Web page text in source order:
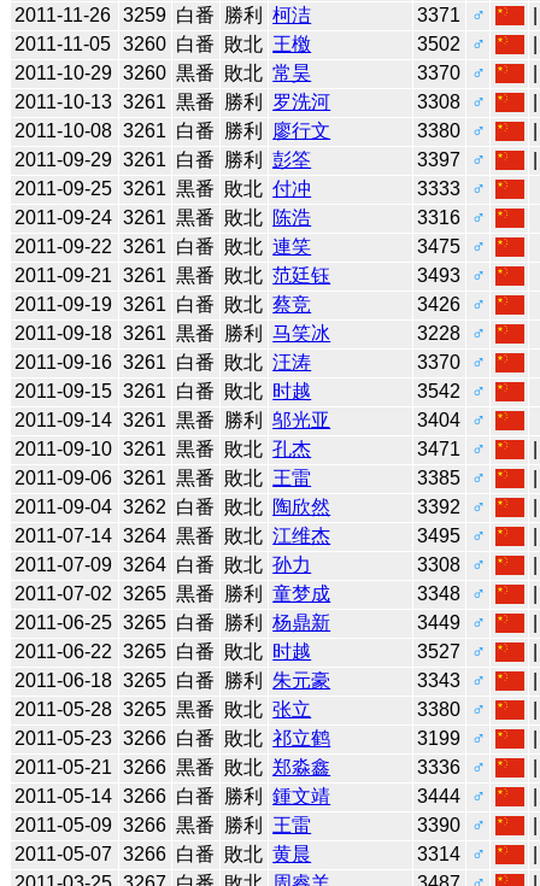
2011-11-26 3259 白番 勝利 柯洁 3371 ♂
2011-11-05 3260 白番 敗北 王檄 3502 ♂
2011-10-29 3260 黒番 敗北 常昊 3370 ♂
2011-10-13 3261 黒番 勝利 罗洗河 3308 ♂
2011-10-08 3261 白番 勝利 廖行文 3380 ♂
2011-09-29 3261 白番 勝利 彭筌 3397 ♂
2011-09-25 3261 黒番 敗北 付冲 3333
♂
2011-09-24 3261 黒番 敗北 陈浩 3316
♂
2011-09-22 3261 白番 敗北 連笑 3475
♂
2011-09-21 3261 黒番 敗北 范廷钰 3493
♂
2011-09-19 3261 白番 敗北 蔡竞 3426
♂
2011-09-18 3261 黒番 勝利 马笑冰 3228
♂
2011-09-16 3261 白番 敗北 汪涛 3370
♂
2011-09-15 3261 白番 敗北 时越 3542
♂
2011-09-14 3261 黒番 勝利 邬光亚 3404
♂
2011-09-10 3261 黒番 敗北 孔杰 3471 ♂
2011-09-06 3261 黒番 敗北 王雷 3385 ♂
2011-09-04 3262 白番 敗北 陶欣然 3392 ♂
2011-07-14 3264 黒番 敗北 江维杰 3495 ♂
2011-07-09 3264 白番 敗北 孙力 3308 ♂
2011-07-02 3265 黒番 勝利 童梦成 3348 ♂
2011-06-25 3265 白番 勝利 杨鼎新 3449 ♂
2011-06-22 3265 白番 敗北 时越 3527 ♂
2011-06-18 3265 白番 勝利 朱元豪 3343 ♂
2011-05-28 3265 黒番 敗北 张立 3380 ♂
2011-05-23 3266 白番 敗北 祁立鹤 3199 ♂
2011-05-21 3266 黒番 敗北 郑淼鑫 3336 ♂
2011-05-14 3266 白番 勝利 鍾文靖 3444 ♂
2011-05-09 3266 黒番 勝利 王雷 3390 ♂
2011-05-07 3266 白番 敗北 黄晨 3314 ♂